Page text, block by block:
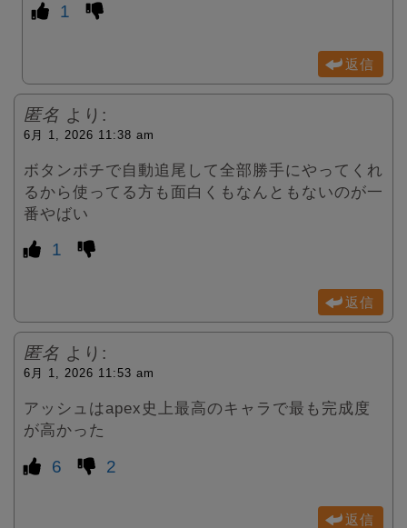
1
返信
匿名 より:
6月 1, 2026 11:38 am
ボタンポチで自動追尾して全部勝手にやってくれ
るから使ってる方も面白くもなんともないのが一
番やばい
1
返信
匿名 より:
6月 1, 2026 11:53 am
アッシュはapex史上最高のキャラで最も完成度
が高かった
6 2
返信